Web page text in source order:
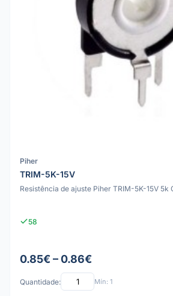
Piher
TRIM-5K-15V
Resistência de ajuste Piher TRIM-5K-15V 5k
58
0.85€ – 0.86€
Quantidade: Mín: 1